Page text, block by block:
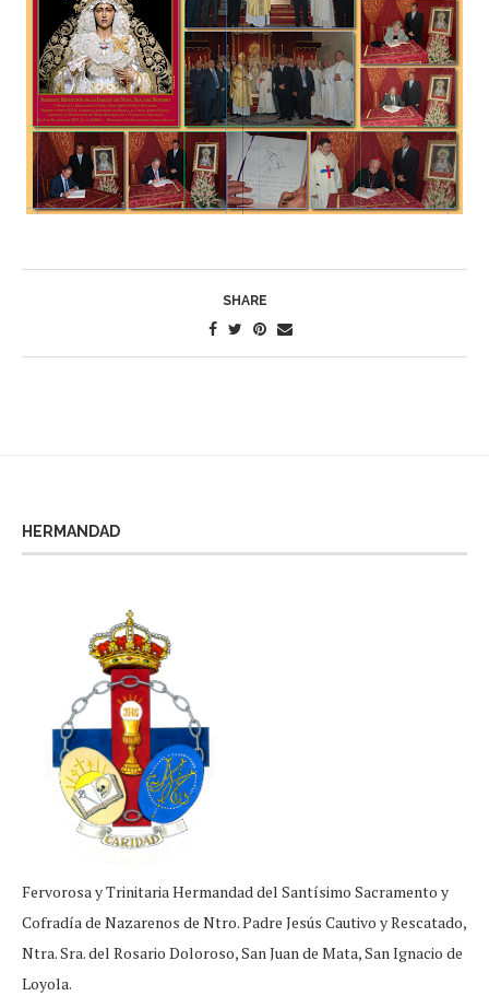
SHARE
HERMANDAD
Fervorosa y Trinitaria Hermandad del Santísimo Sacramento y
Cofradía de Nazarenos de Ntro. Padre Jesús Cautivo y Rescatado,
Ntra. Sra. del Rosario Doloroso, San Juan de Mata, San Ignacio de
Loyola.